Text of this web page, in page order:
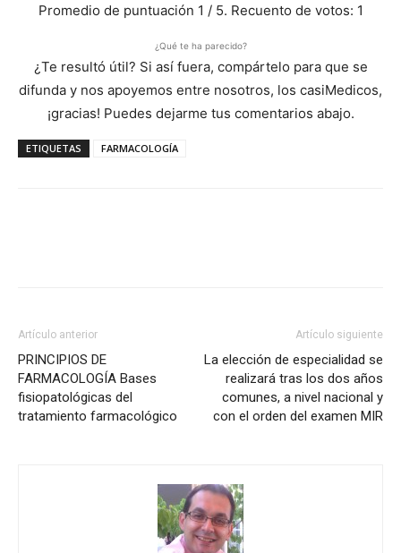
Promedio de puntuación 1 / 5. Recuento de votos: 1
¿Qué te ha parecido?
¿Te resultó útil? Si así fuera, compártelo para que se
difunda y nos apoyemos entre nosotros, los casiMedicos,
¡gracias! Puedes dejarme tus comentarios abajo.
ETIQUETAS FARMACOLOGÍA
Artículo anterior
PRINCIPIOS DE
FARMACOLOGÍA Bases
fisiopatológicas del
tratamiento farmacológico
Artículo siguiente
La elección de especialidad se
realizará tras los dos años
comunes, a nivel nacional y
con el orden del examen MIR